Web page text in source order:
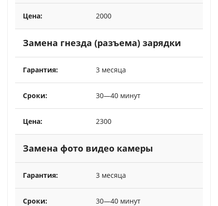
2000
Замена гнезда (разъема) зарядки
3 месяца
30—40 минут
2300
Замена фото видео камеры
3 месяца
30—40 минут